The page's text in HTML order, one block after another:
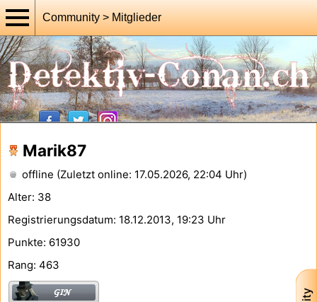
Community > Mitglieder
Marik87
offline (Zuletzt online: 17.05.2026, 22:04 Uhr)
Alter: 38
Registrierungsdatum: 18.12.2013, 19:23 Uhr
Punkte: 61930
Rang: 463